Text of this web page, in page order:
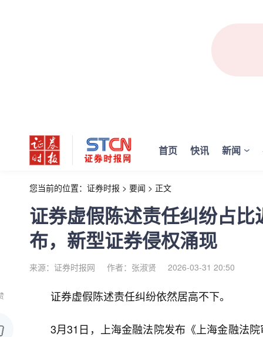
首页 快讯 新闻
您当前的位置： 证券时报 > 要闻 > 正文
证券虚假陈述责任纠纷占
布，新型证券侵权涌现
来源：证券时报网 作者：张淑贤 2026-03-31 20:50
证券虚假陈述责任纠纷依然居高不下。
3月31日，上海金融法院发布《上海金融法